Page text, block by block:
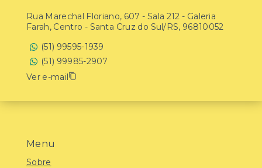
Menu
Sobre
Rua Marechal Floriano, 607 - Sala 212 - Galeria
Farah, Centro - Santa Cruz do Sul/RS, 96810052
(51) 99595-1939
(51) 99985-2907
Ver e-mail